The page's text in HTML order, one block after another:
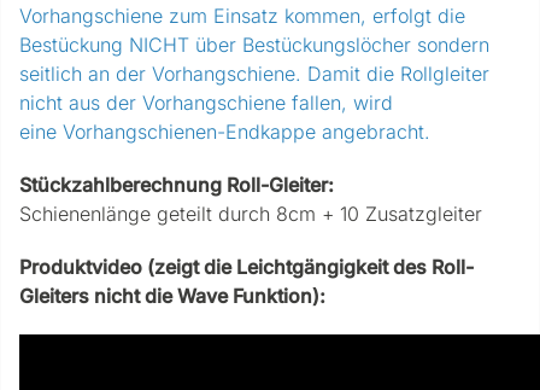
Vorhangschiene zum Einsatz kommen, erfolgt die
Bestückung NICHT über Bestückungslöcher sondern
seitlich an der Vorhangschiene. Damit die Rollgleiter
nicht aus der Vorhangschiene fallen, wird
eine Vorhangschienen-Endkappe angebracht.
Stückzahlberechnung Roll-Gleiter:
Schienenlänge geteilt durch 8cm + 10 Zusatzgleiter
Produktvideo (zeigt die Leichtgängigkeit des Roll-
Gleiters nicht die Wave Funktion):